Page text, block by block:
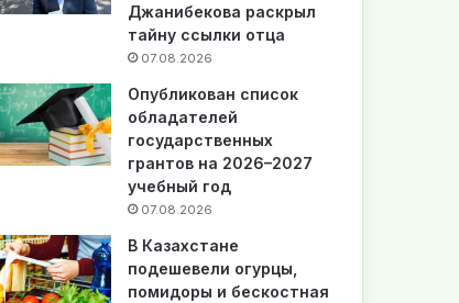
Джанибекова раскрыл
тайну ссылки отца
07.08.2026
Опубликован список
обладателей
государственных
грантов на 2026–2027
учебный год
07.08.2026
В Казахстане
подешевели огурцы,
помидоры и бескостная